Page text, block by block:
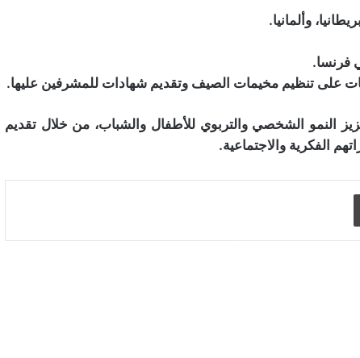
النمو الشخصي والتربوي للأطفال والشباب، من خلال تقديم
الفكرية والاجتماعية.
طباعة